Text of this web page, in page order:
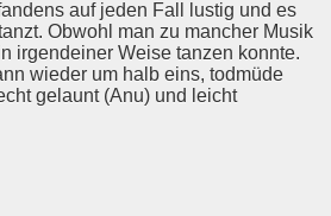
auf jeden Fall lustig und es
Obwohl man zu mancher Musik
irgendeiner Weise tanzen konnte.
wieder um halb eins, todmüde
gelaunt (Anu) und leicht